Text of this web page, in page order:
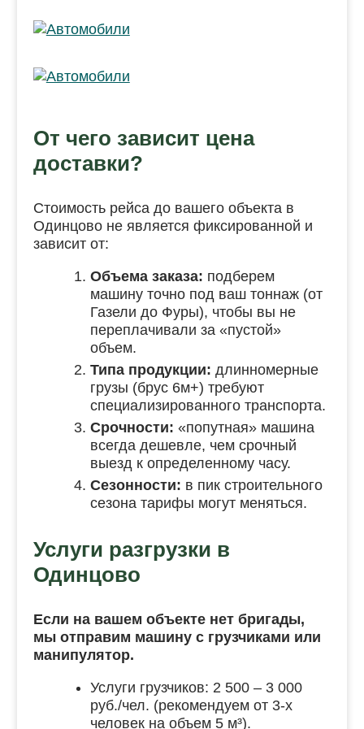
От чего зависит цена
доставки?
Стоимость рейса до вашего объекта в
Одинцово не является фиксированной и
зависит от:
Объема заказа: подберем
машину точно под ваш тоннаж (от
Газели до Фуры), чтобы вы не
переплачивали за «пустой»
объем.
Типа продукции: длинномерные
грузы (брус 6м+) требуют
специализированного транспорта.
Срочности: «попутная» машина
всегда дешевле, чем срочный
выезд к определенному часу.
Сезонности: в пик строительного
сезона тарифы могут меняться.
Услуги разгрузки в
Одинцово
Если на вашем объекте нет бригады,
мы отправим машину с грузчиками или
манипулятор.
Услуги грузчиков: 2 500 – 3 000
руб./чел. (рекомендуем от 3-х
человек на объем 5 м³).